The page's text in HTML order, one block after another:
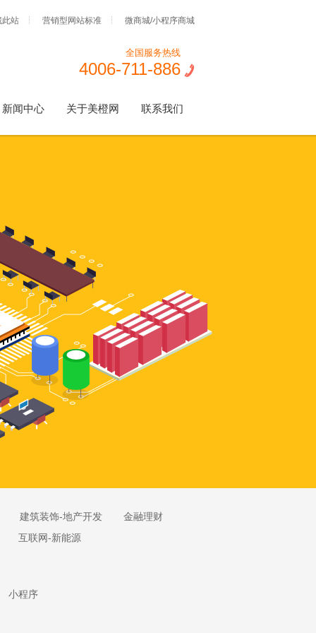
此站 营销型网站标准 微商城/小程序商城
全国服务热线
4006-711-886
新闻中心 关于美橙网 联系我们
建筑装饰-地产开发
金融理财
互联网-新能源
小程序